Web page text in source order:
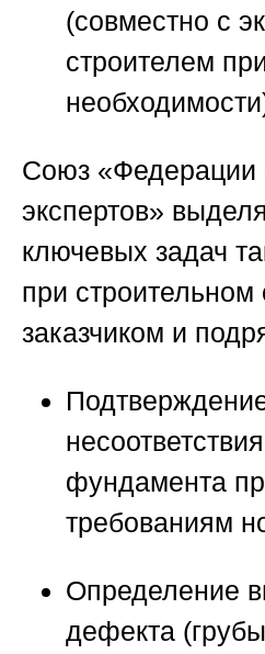
(совместно с
строителем
Союз «Федерации
экспертов»
ключевых задач
при
заказчиком и
фундамента
требованиям
Определение
дефекта